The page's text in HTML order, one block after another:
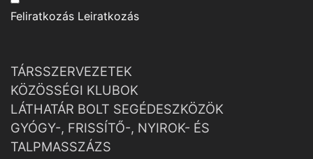
Feliratkozás Leiratkozás
TÁRSSZERVEZETEK
KÖZÖSSÉGI KLUBOK
LÁTHATÁR BOLT SEGÉDESZKÖZÖK
GYÓGY-, FRISSÍTŐ-, NYIROK- ÉS
TALPMASSZÁZS